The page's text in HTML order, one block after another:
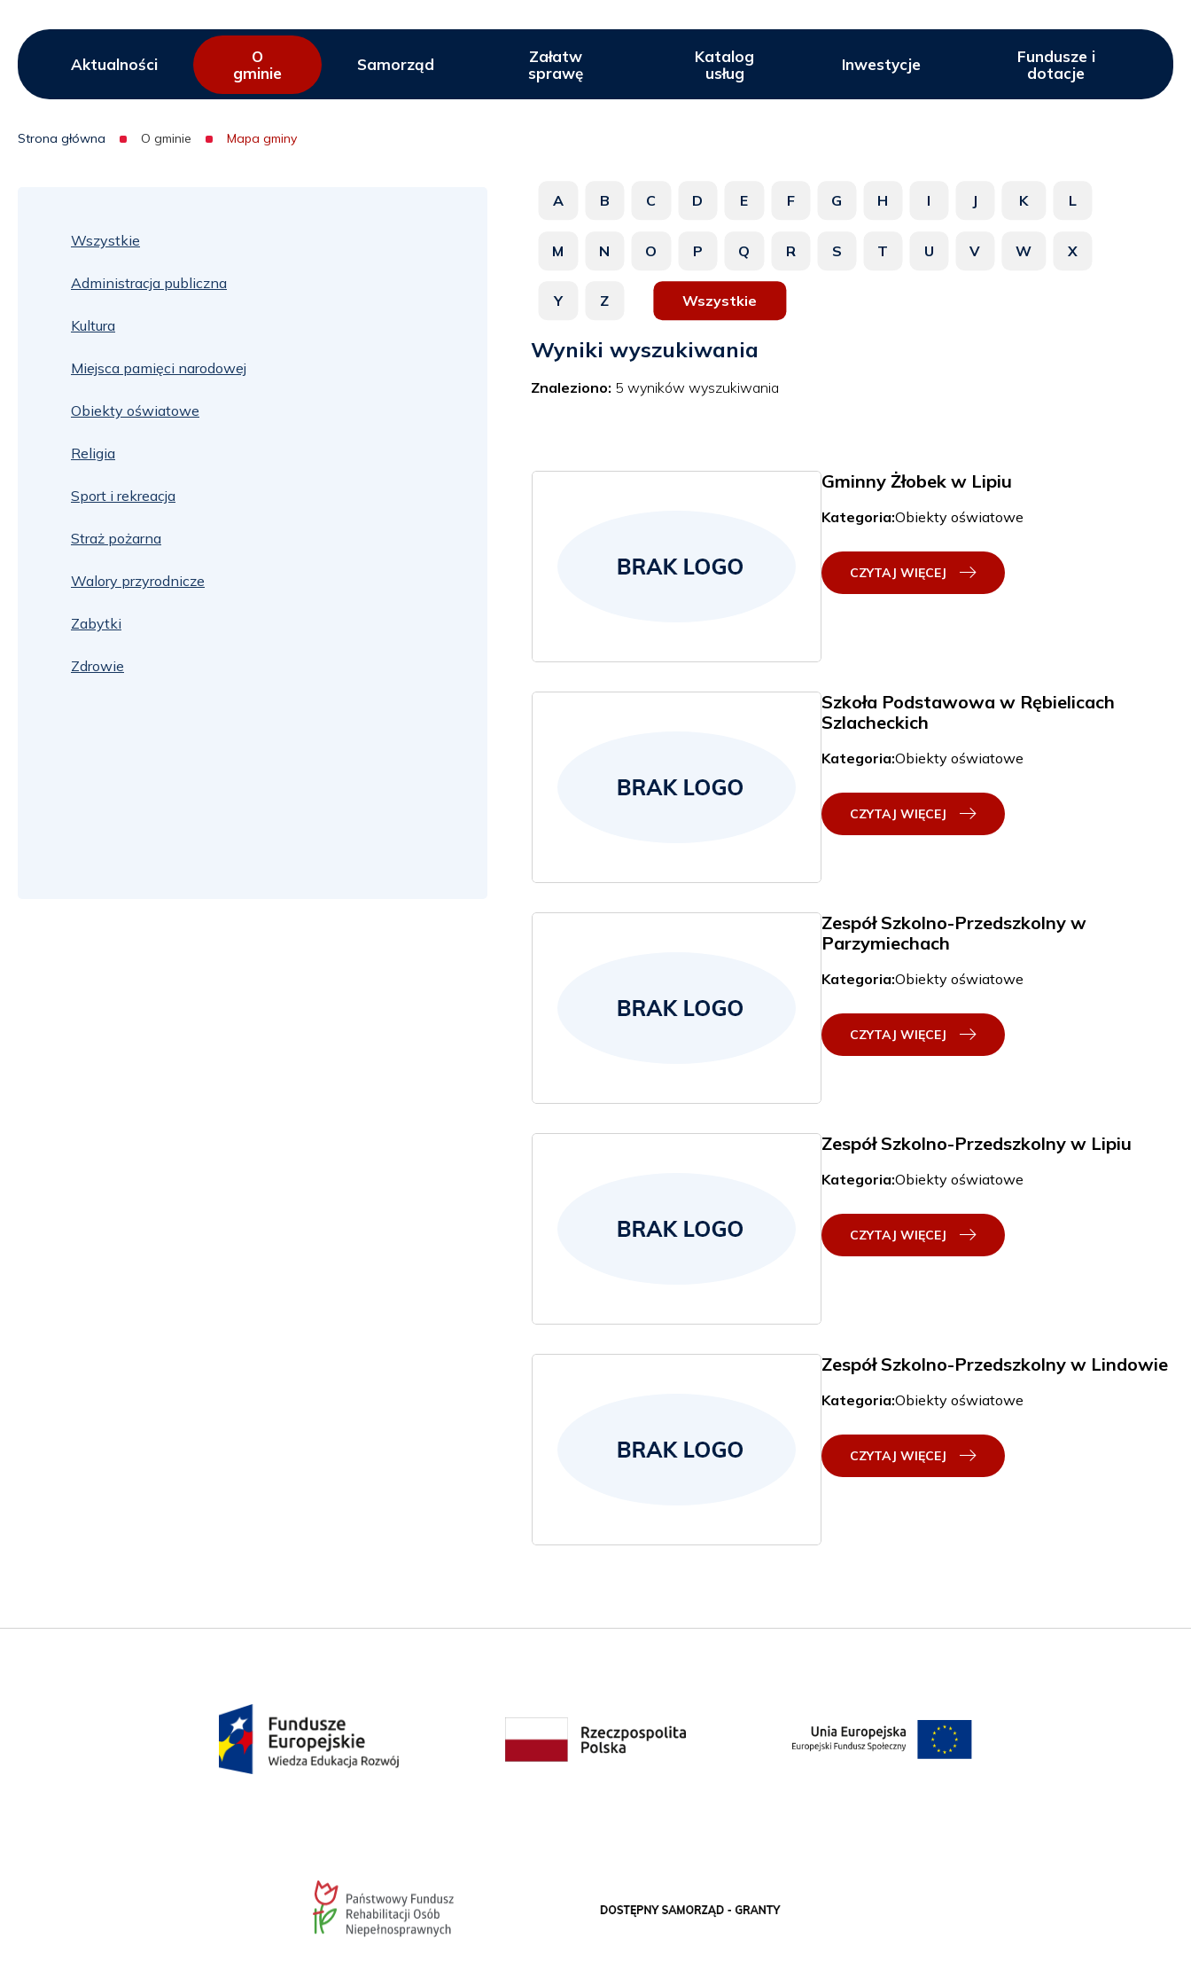
Menu
serwisu
Aktualności
O
gminie
Samorząd
Załatw
sprawę
Katalog
usług
Inwestycje
Fundusze i
dotacje
Strona główna O gminie Mapa gminy
Wyniki wyszukiwania
Znaleziono: 5 wyników wyszukiwania
Wszystkie
Administracja publiczna
Kultura
Miejsca pamięci narodowej
Obiekty oświatowe
Religia
Sport i rekreacja
Straż pożarna
Walory przyrodnicze
Zabytki
Zdrowie
Wszystkie
A B C D E F G H I J K L
M N O P Q R S T U V W X
Y Z
Gminny Żłobek w Lipiu
Kategoria:Obiekty oświatowe
CZYTAJ WIĘCEJ
Szkoła Podstawowa w Rębielicach
Szlacheckich
Kategoria:Obiekty oświatowe
CZYTAJ WIĘCEJ
Zespół Szkolno-Przedszkolny w
Parzymiechach
Kategoria:Obiekty oświatowe
CZYTAJ WIĘCEJ
Zespół Szkolno-Przedszkolny w Lipiu
Kategoria:Obiekty oświatowe
CZYTAJ WIĘCEJ
Zespół Szkolno-Przedszkolny w Lindowie
Kategoria:Obiekty oświatowe
CZYTAJ WIĘCEJ